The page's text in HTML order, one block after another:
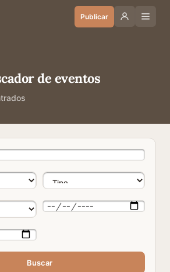
Publicar
de eventos
Buscar